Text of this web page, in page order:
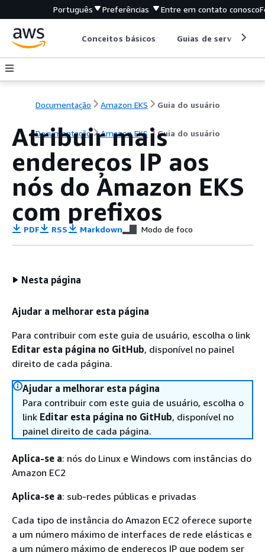
Português Preferências Entre em contato conosco
Conceitos básicos Guias de serviço
Documentação Amazon EKS Guia do usuário
Documentação Amazon EKS Guia do usuário
Atribuir mais
endereços IP aos
nós do Amazon EKS
com prefixos
PDF RSS Markdown Modo de foco
Nesta página
Ajudar a melhorar esta página
Para contribuir com este guia de usuário, escolha o link
Editar esta página no GitHub, disponível no painel
direito de cada página.
Ajudar a melhorar esta página
Para contribuir com este guia de usuário, escolha o
link Editar esta página no GitHub, disponível no
painel direito de cada página.
Aplica-se a: nós do Linux e Windows com instâncias do
Amazon EC2
Aplica-se a: sub-redes públicas e privadas
Cada tipo de instância do Amazon EC2 oferece suporte
a um número máximo de interfaces de rede elásticas e
a um número máximo de endereços IP que podem ser